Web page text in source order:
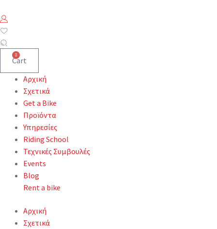
0
Cart
Αρχική
Σχετικά
Get a Bike
Προϊόντα
Υπηρεσίες
Riding School
Τεχνικές Συμβουλές
Events
Blog
Rent a bike
Αρχική
Σχετικά